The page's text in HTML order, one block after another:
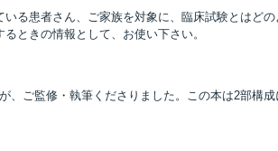
る患者さん、ご家族を対象に、臨床試験とはど
ときの情報として、お使い下さい。
ご監修・執筆くださりました。この本は2部構